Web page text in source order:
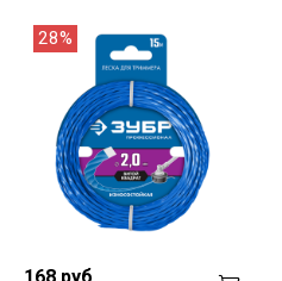
28%
168 руб